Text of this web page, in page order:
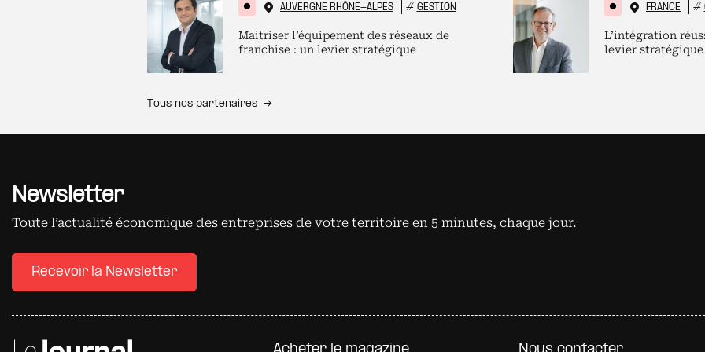
AUVERGNE RHÔNE-ALPES # GESTION
Maitriser l’équipement des réseaux de
franchise : un levier stratégique
FRANCE #
L’intégration
levier
Tous nos partenaires
Newsletter
Toute l’actualité économique des entreprises de votre territoire en 5 minutes, chaque jour.
Recevoir la Newsletter